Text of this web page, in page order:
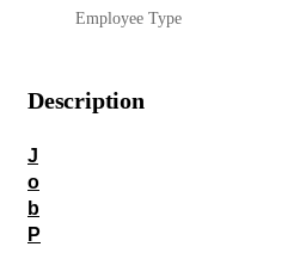
Employee Type
Description
J
o
b
P